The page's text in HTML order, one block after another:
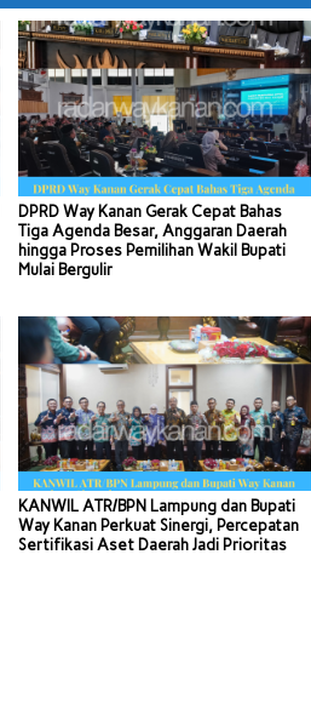
DPRD Way Kanan Gerak Cepat Bahas
Tiga Agenda Besar, Anggaran Daerah
hingga Proses Pemilihan Wakil Bupati
Mulai Bergulir
KANWIL ATR/BPN Lampung dan Bupati
Way Kanan Perkuat Sinergi, Percepatan
Sertifikasi Aset Daerah Jadi Prioritas